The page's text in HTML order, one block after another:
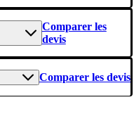
Comparer les
devis
Comparer les devis